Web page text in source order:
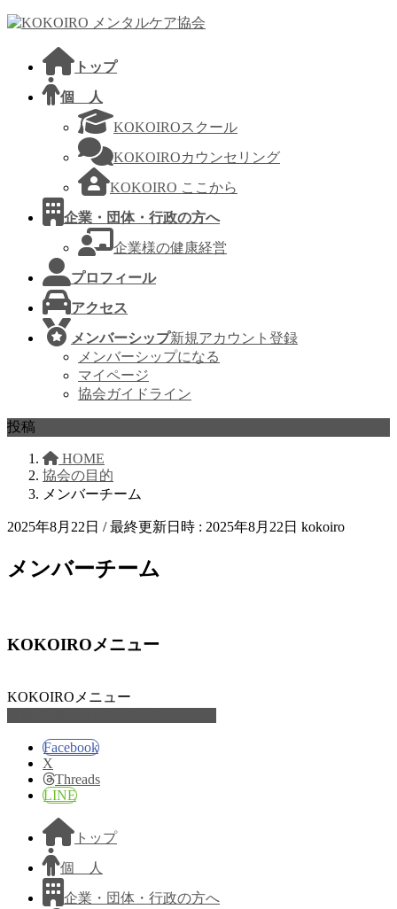
コ
ナ
トップ
個 人
KOKOIROスクール
KOKOIROカウンセリング
KOKOIRO ここから
企業・団体・行政の方へ
企業様の健康経営
プロフィール
アクセス
メンバーシップ新規アカウント登録
メンバーシップになる
マイページ
協会ガイドライン
投稿
HOME
協会の目的
メンバーチーム
2025年8月22日 / 最終更新日時 : 2025年8月22日 kokoiro
メンバーチーム
KOKOIROメニュー
KOKOIROメニュー
Facebook
X
Threads
LINE
トップ
個 人
企業・団体・行政の方へ